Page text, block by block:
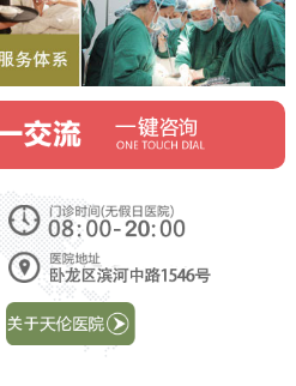
南阳市生育险定点单位
天伦不孕不育医院， 专家在线，有
约。